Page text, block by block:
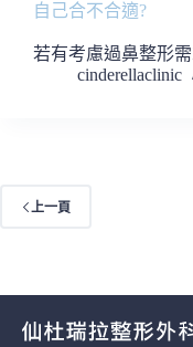
自己合不合適?
若有考慮過鼻整形
cinderellaclinic
上一頁